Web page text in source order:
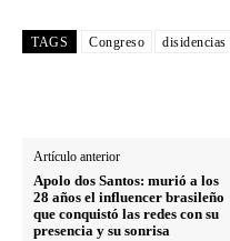
TAGS Congreso disidencias
Artículo anterior
Apolo dos Santos: murió a los
28 años el influencer brasileño
que conquistó las redes con su
presencia y su sonrisa